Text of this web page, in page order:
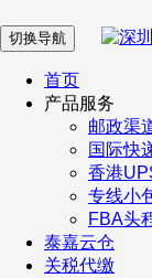
在 线 客 服
企业微信
切换导航
首页
产品服务
邮政渠
国际快
香港
专线小
FBA头
泰嘉云仓
关税代缴